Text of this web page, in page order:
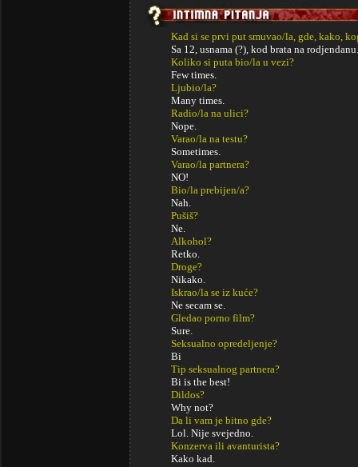
Kad si se prvi put smuvao/la, gde, kako,
Sa 12, usnama (?), kod brata na rodjendanu.
Koliko si puta bio/la u vezi?
Few times.
Ljubio/la?
Many times.
Radio/la na ulici?
Nope.
Varao/la na testu?
Sometimes.
Varao/la partnera?
NO!
Bio/la prebijen/a?
Nah.
Pušiš?
Ne.
Alkohol?
Retko.
Droge?
Nikako.
Iskrao/la se iz kuće?
Ne secam se.
Gledao porno film?
Sure.
Seksualno opredeljenje?
Bi
Tip seksualnog partnera?
Bi is the best!
Dildos?
Why not?
Da li vam je bitno gde?
Lol. Nije svejedno.
Konzerva ili avanturista?
Kako kad.